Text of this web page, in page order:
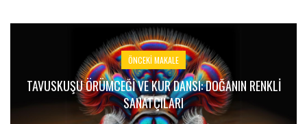
ÖNCEKI MAKALE
TAVUSKUŞU ÖRÜMCEĞI VE KUR DANSI: DOĞANIN RENKLI
SANATÇILARI